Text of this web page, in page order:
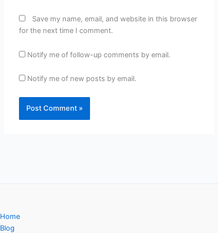
Save my name, email, and website in this browser
for the next time I comment.
Notify me of follow-up comments by email.
Notify me of new posts by email.
Home
Blog